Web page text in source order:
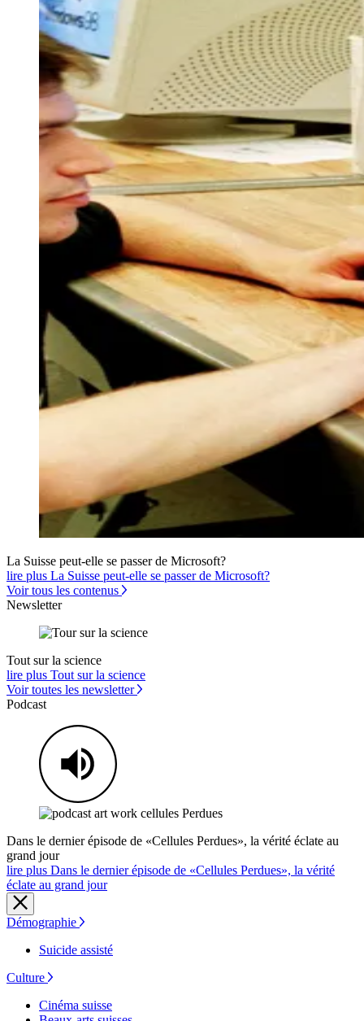
La Suisse peut-elle se passer de Microsoft?
lire plus La Suisse peut-elle se passer de Microsoft?
Voir tous les contenus
Newsletter
Tout sur la science
lire plus Tout sur la science
Voir toutes les newsletter
Podcast
Dans le dernier épisode de «Cellules Perdues», la vérité éclate au
grand jour
lire plus Dans le dernier épisode de «Cellules Perdues», la vérité
éclate au grand jour
Démographie
Suicide assisté
Culture
Cinéma suisse